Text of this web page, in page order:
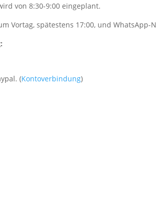
von 8:30-9:00 eingeplant.
Vortag, spätestens 17:00, und
(Kontoverbindung)